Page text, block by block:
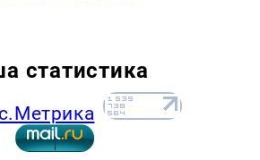
статистика